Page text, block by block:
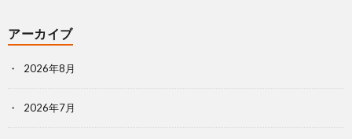
アーカイブ
2026年8月
2026年7月